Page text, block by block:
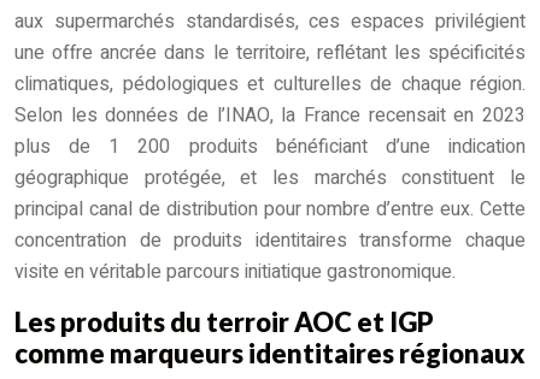
aux supermarchés standardisés, ces espaces privilégient
une offre ancrée dans le territoire, reflétant les spécificités
climatiques, pédologiques et culturelles de chaque région.
Selon les données de l’INAO, la France recensait en 2023
plus de 1 200 produits bénéficiant d’une indication
géographique protégée, et les marchés constituent le
principal canal de distribution pour nombre d’entre eux. Cette
concentration de produits identitaires transforme chaque
visite en véritable parcours initiatique gastronomique.
Les produits du terroir AOC et IGP
comme marqueurs identitaires régionaux